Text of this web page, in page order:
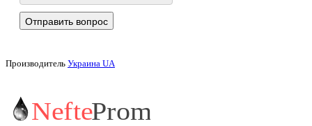
Производитель Украина UA